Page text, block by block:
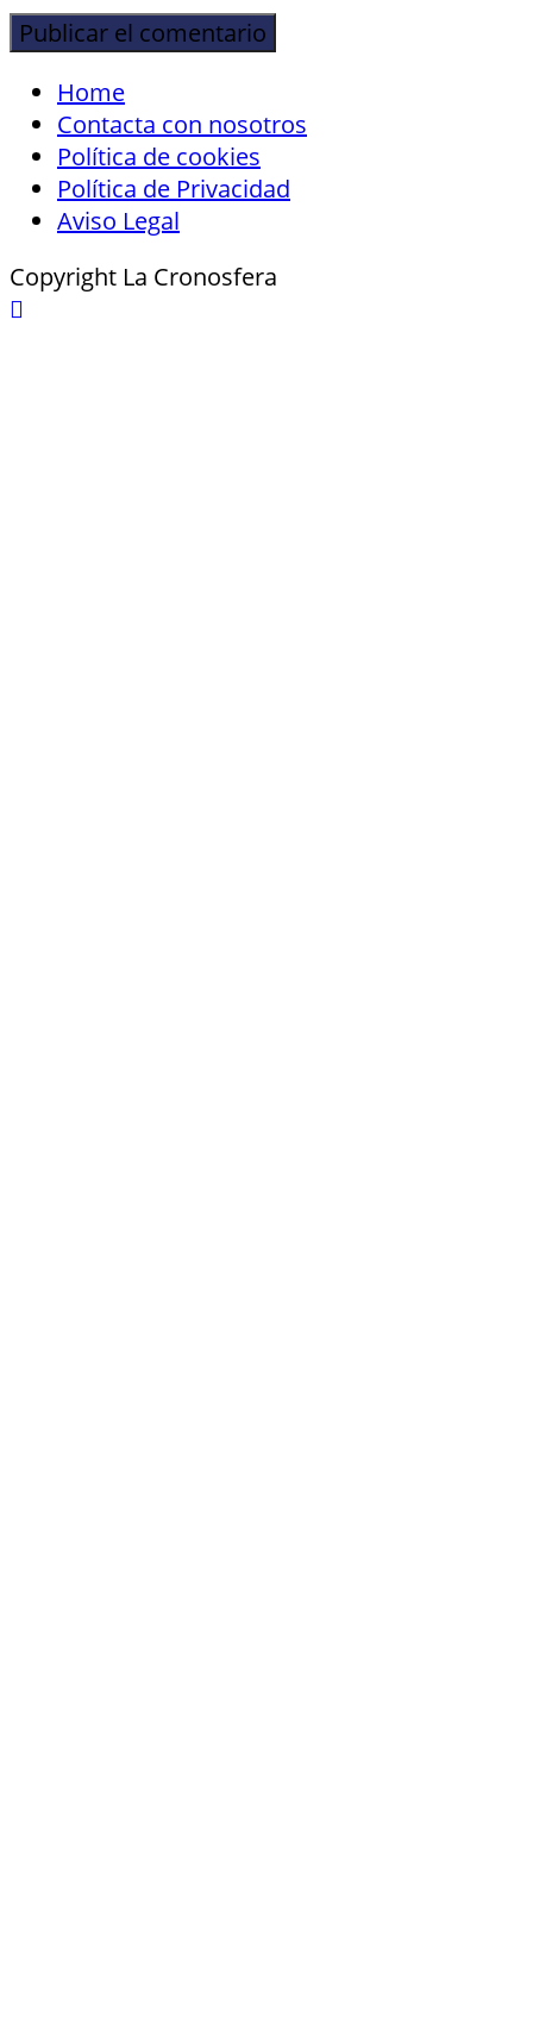
Home
Contacta con nosotros
Política de cookies
Política de Privacidad
Aviso Legal
Copyright La Cronosfera